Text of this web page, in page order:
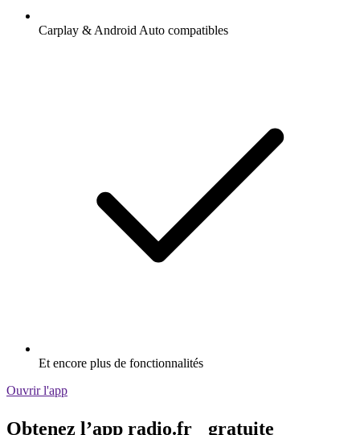
Carplay & Android Auto compatibles
Et encore plus de fonctionnalités
Ouvrir l'app
Obtenez l’app radio.fr gratuite